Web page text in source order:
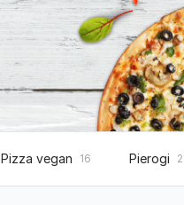
Pizza vegan 16 Pierogi